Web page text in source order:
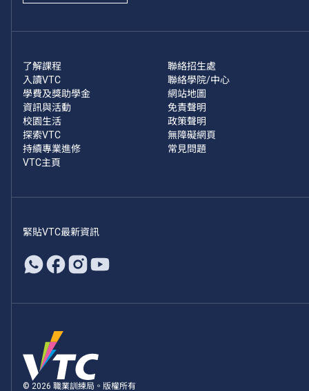
了解課程
入讀VTC
學費及獎助學金
資訊與活動
校園生活
探索VTC
持續專業進修
VTC主頁
聯絡招生處
聯絡學院/中心
網站地圖
免責聲明
政策聲明
無障礙網頁
常見問題
緊貼VTC最新資訊
© 2026 職業訓練局。版權所有